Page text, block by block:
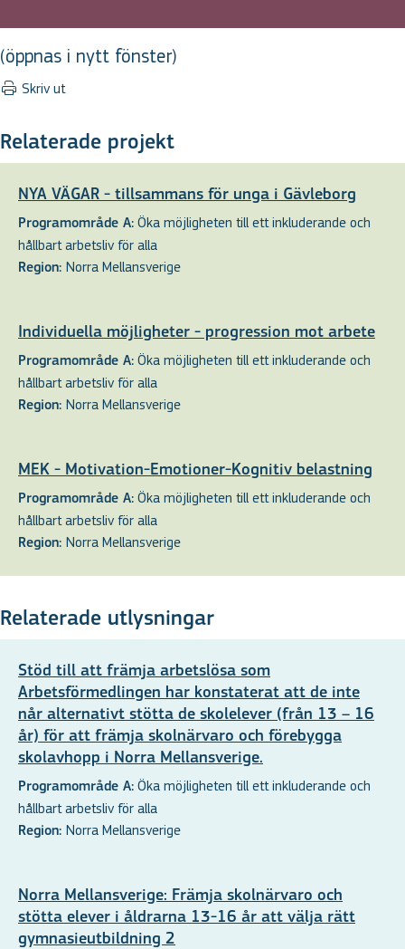
(öppnas i nytt fönster)
Skriv ut
Relaterade projekt
NYA VÄGAR - tillsammans för unga i Gävleborg
Programområde A: Öka möjligheten till ett inkluderande och
hållbart arbetsliv för alla
Region: Norra Mellansverige
Individuella möjligheter - progression mot arbete
Programområde A: Öka möjligheten till ett inkluderande och
hållbart arbetsliv för alla
Region: Norra Mellansverige
MEK - Motivation-Emotioner-Kognitiv belastning
Programområde A: Öka möjligheten till ett inkluderande och
hållbart arbetsliv för alla
Region: Norra Mellansverige
Relaterade utlysningar
Stöd till att främja arbetslösa som
Arbetsförmedlingen har konstaterat att de inte
når alternativt stötta de skolelever (från 13 – 16
år) för att främja skolnärvaro och förebygga
skolavhopp i Norra Mellansverige.
Programområde A: Öka möjligheten till ett inkluderande och
hållbart arbetsliv för alla
Region: Norra Mellansverige
Norra Mellansverige: Främja skolnärvaro och
stötta elever i åldrarna 13-16 år att välja rätt
gymnasieutbildning 2